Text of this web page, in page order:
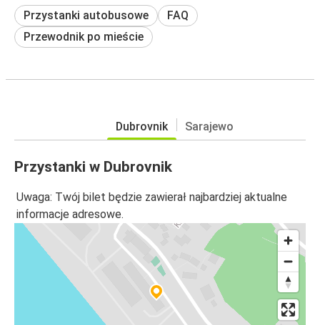
Przystanki autobusowe
FAQ
Przewodnik po mieście
Dubrovnik Sarajewo
Przystanki w Dubrovnik
Uwaga: Twój bilet będzie zawierał najbardziej aktualne
informacje adresowe.